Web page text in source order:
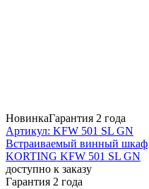
НовинкаГарантия 2 года
Артикул: KFW 501 SL GN
Встраиваемый винный шкаф
KORTING KFW 501 SL GN
доступно к заказу
Гарантия 2 года